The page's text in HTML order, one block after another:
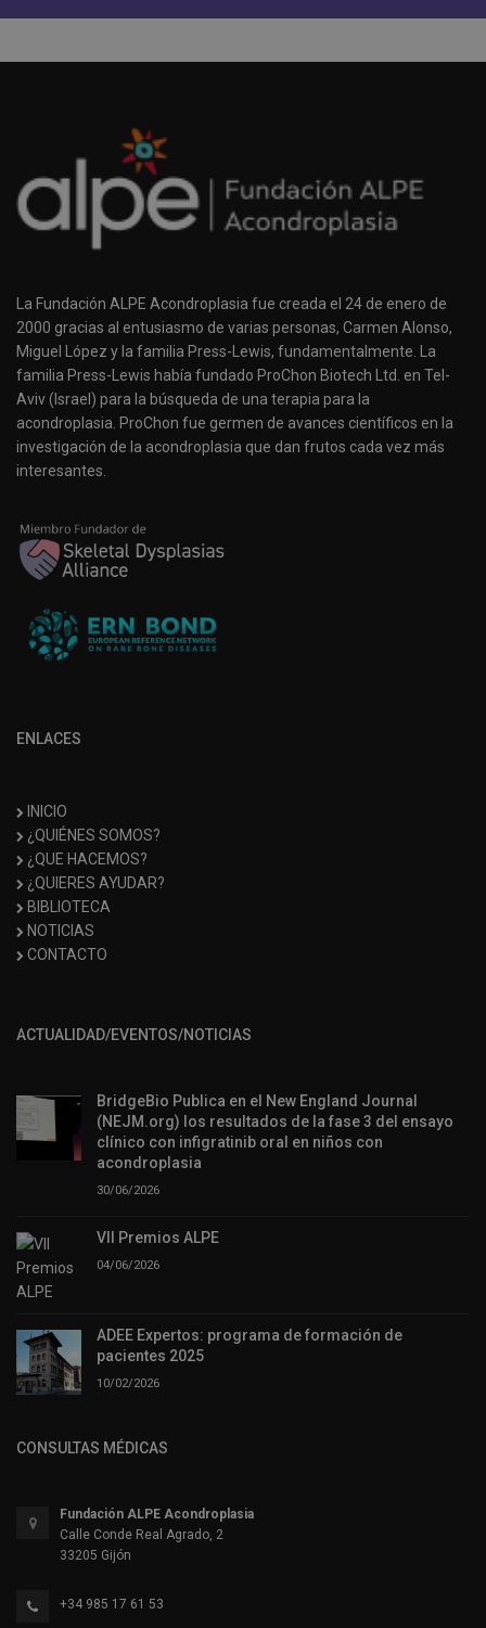
La Fundación ALPE Acondroplasia fue creada el 24 de enero de
2000 gracias al entusiasmo de varias personas, Carmen Alonso,
Miguel López y la familia Press-Lewis, fundamentalmente. La
familia Press-Lewis había fundado ProChon Biotech Ltd. en Tel-
Aviv (Israel) para la búsqueda de una terapia para la
acondroplasia. ProChon fue germen de avances científicos en la
investigación de la acondroplasia que dan frutos cada vez más
interesantes.
ENLACES
INICIO
¿QUIÉNES SOMOS?
¿QUE HACEMOS?
¿QUIERES AYUDAR?
BIBLIOTECA
NOTICIAS
CONTACTO
ACTUALIDAD/EVENTOS/NOTICIAS
BridgeBio Publica en el New England Journal
(NEJM.org) los resultados de la fase 3 del ensayo
clínico con infigratinib oral en niños con
acondroplasia
30/06/2026
VII Premios ALPE
04/06/2026
ADEE Expertos: programa de formación de
pacientes 2025
10/02/2026
CONSULTAS MÉDICAS
Fundación ALPE Acondroplasia
Calle Conde Real Agrado, 2
33205 Gijón
+34 985 17 61 53